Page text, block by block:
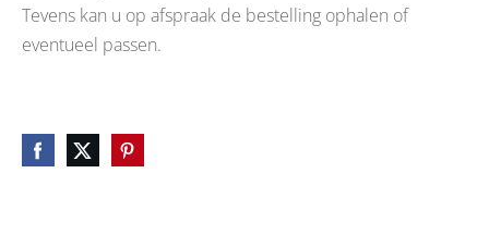
Tevens kan u op afspraak de bestelling ophalen of
eventueel passen.